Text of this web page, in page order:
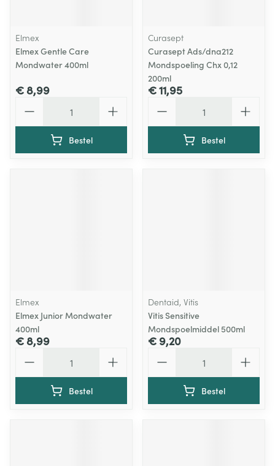
Elmex
Elmex Gentle Care
Mondwater 400ml
€ 8,99
Bestel
Curasept
Curasept Ads/dna212
Mondspoeling Chx 0,12
200ml
€ 11,95
Bestel
Elmex
Elmex Junior Mondwater
400ml
€ 8,99
Bestel
Dentaid, Vitis
Vitis Sensitive
Mondspoelmiddel 500ml
€ 9,20
Bestel